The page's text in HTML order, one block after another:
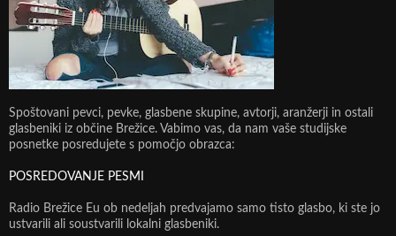
Spoštovani pevci, pevke, glasbene skupine, avtorji, aranžerji in ostali
glasbeniki iz občine Brežice. Vabimo vas, da nam vaše studijske
posnetke posredujete s pomočjo obrazca:
POSREDOVANJE PESMI
Radio Brežice Eu ob nedeljah predvajamo samo tisto glasbo, ki ste jo
ustvarili ali soustvarili lokalni glasbeniki.